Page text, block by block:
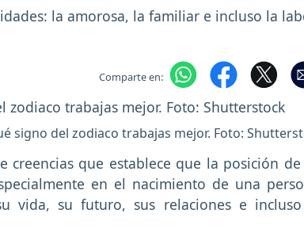
la amorosa, la familiar e incluso la
Comparte en:
signo del zodiaco trabajas mejor. Foto:
creencias que establece que la posición
en el nacimiento de una
vida, su futuro, sus relaciones e